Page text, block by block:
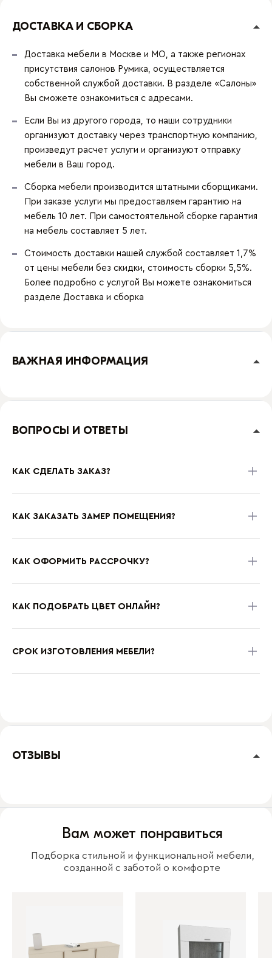
ДОСТАВКА И СБОРКА
Доставка мебели в Москве и МО, а также регионах
присутствия салонов Румика, осуществляется
собственной службой доставки. В разделе «Салоны»
Вы сможете ознакомиться с адресами.
Если Вы из другого города, то наши сотрудники
организуют доставку через транспортную компанию,
произведут расчет услуги и организуют отправку
мебели в Ваш город.
Сборка мебели производится штатными сборщиками.
При заказе услуги мы предоставляем гарантию на
мебель 10 лет. При самостоятельной сборке гарантия
на мебель составляет 5 лет.
Стоимость доставки нашей службой составляет 1,7%
от цены мебели без скидки, стоимость сборки 5,5%.
Более подробно с услугой Вы можете ознакомиться
разделе Доставка и сборка
ВАЖНАЯ ИНФОРМАЦИЯ
ВОПРОСЫ И ОТВЕТЫ
КАК СДЕЛАТЬ ЗАКАЗ?
КАК ЗАКАЗАТЬ ЗАМЕР ПОМЕЩЕНИЯ?
КАК ОФОРМИТЬ РАССРОЧКУ?
КАК ПОДОБРАТЬ ЦВЕТ ОНЛАЙН?
СРОК ИЗГОТОВЛЕНИЯ МЕБЕЛИ?
ОТЗЫВЫ
Вам может понравиться
Подборка стильной и функциональной мебели,
созданной с заботой о комфорте